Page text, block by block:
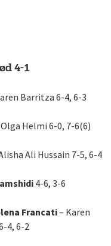
4-1
Barritza 6-4, 6-3
Helmi 6-0, 7-6(6)
Ali Hussain 7-5, 6-4
4-6, 3-6
Francati– Karen
4, 6-2